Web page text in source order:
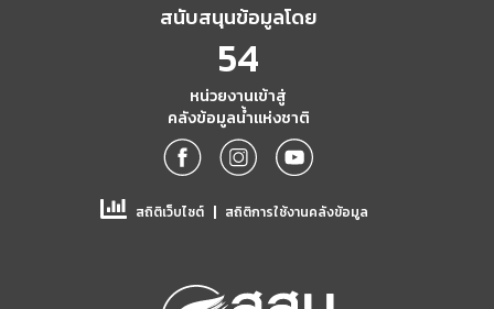
สนับสนุนข้อมูลโดย
54
หน่วยงานเข้าสู่
คลังข้อมูลน้ำแห่งชาติ
สถิติเว็บไซต์ | สถิติการใช้งานคลังข้อมูล